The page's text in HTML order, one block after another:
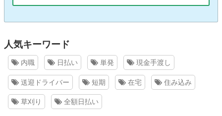
人気キーワード
内職 日払い 単発 現金手渡し
送迎ドライバー 短期 在宅 住み込み
草刈り 全額日払い